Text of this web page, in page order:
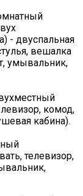
- двуспальная
вешалка
умывальник,
комод,
кабина).
телевизор,